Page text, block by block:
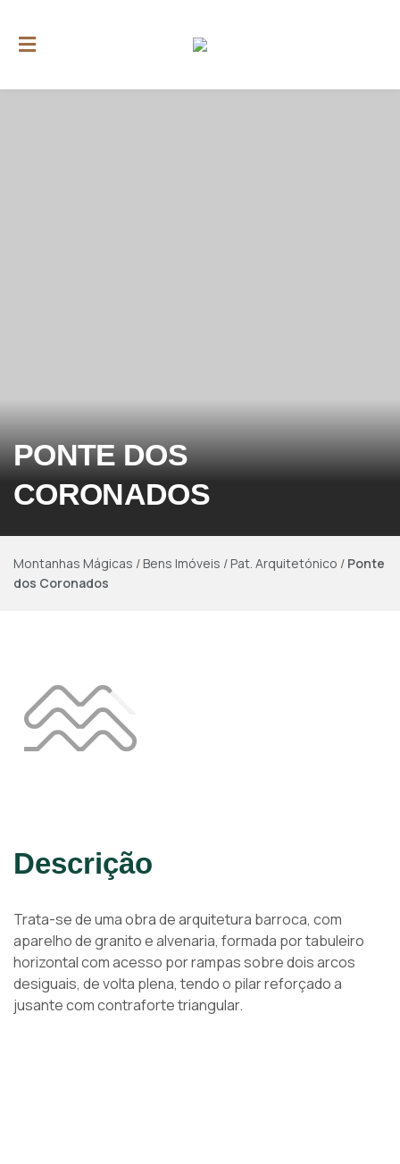
PONTE DOS
CORONADOS
Montanhas Mágicas /Bens Imóveis /Pat. Arquitetónico / Ponte
dos Coronados
Descrição
Trata-se de uma obra de arquitetura barroca, com
aparelho de granito e alvenaria, formada por tabuleiro
horizontal com acesso por rampas sobre dois arcos
desiguais, de volta plena, tendo o pilar reforçado a
jusante com contraforte triangular.